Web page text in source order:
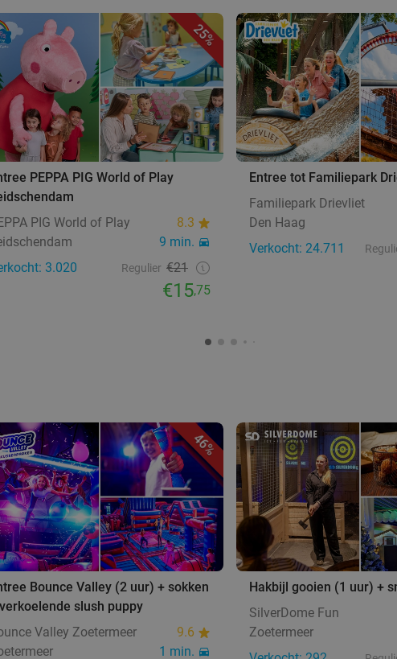
25%
PEPPA PIG World of Play
PIG World of Play
8.3
9 min.
3.020
Regulier €21
€15,75
Entree tot Familiepark
Familiepark Drievliet
Den Haag
Verkocht: 24.711
46%
Bounce Valley (2 uur) + sokken
slush puppy
Valley Zoetermeer
9.6
1 min.
Hakbijl gooien (1 uur) +
SilverDome Fun
Zoetermeer